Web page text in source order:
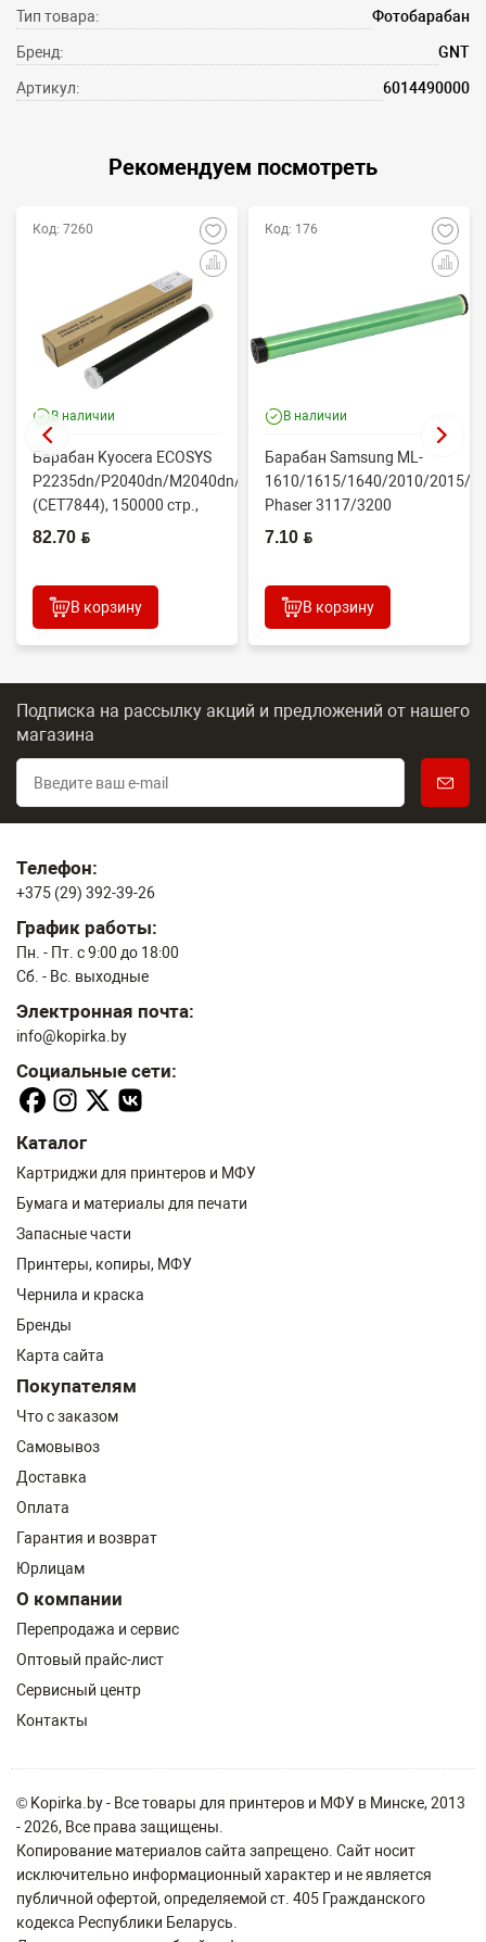
Тип товара: Фотобарабан
Бренд: GNT
Артикул: 6014490000
Рекомендуем посмотреть
Код: 7260
В наличии
Барабан Kyocera ECOSYS
P2235dn/P2040dn/M2040dn/M2540dw
(CET7844), 150000 стр.,
Япония
82.70 BYN
В корзину
Код: 176
В наличии
Барабан Samsung ML-
1610/1615/1640/2010/2015/
Phaser 3117/3200
(CONTENT)
7.10 BYN
В корзину
Подписка на рассылку акций и предложений от нашего
магазина
Телефон:
+375 (29) 392-39-26
График работы:
Пн. - Пт. с 9:00 до 18:00
Сб. - Вс. выходные
Электронная почта:
info@kopirka.by
Социальные сети:
Каталог
Картриджи для принтеров и МФУ
Бумага и материалы для печати
Запасные части
Принтеры, копиры, МФУ
Чернила и краска
Бренды
Карта сайта
Покупателям
Что с заказом
Самовывоз
Доставка
Оплата
Гарантия и возврат
Юрлицам
О компании
Перепродажа и сервис
Оптовый прайс-лист
Сервисный центр
Контакты
© Kopirka.by - Все товары для принтеров и МФУ в Минске, 2013
- 2026, Все права защищены.
Копирование материалов сайта запрещено. Сайт носит
исключительно информационный характер и не является
публичной офертой, определяемой ст. 405 Гражданского
кодекса Республики Беларусь.